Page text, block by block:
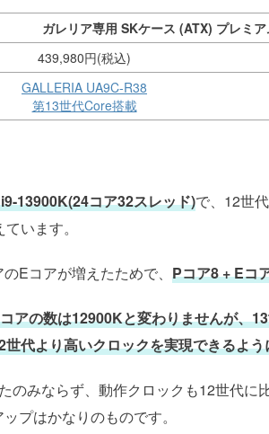
ガレリア専用 SKケース (ATX) プレミ
439,980円(税込)
GALLERIA UA9C-R38
第13世代Core搭載
13900K(24コア32スレッド)で、12世
います。
Eコアが増えたためで、 Pコア8 + Eコ
アの数は12900Kと変わりませんが、
代より高いクロックを実現できるよ
のみならず、動作クロックも12世代に
プはかなりのものです。